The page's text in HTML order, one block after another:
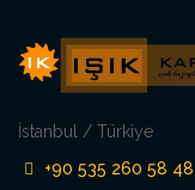
İstanbul / Türkiye
+90 535 260 58 48